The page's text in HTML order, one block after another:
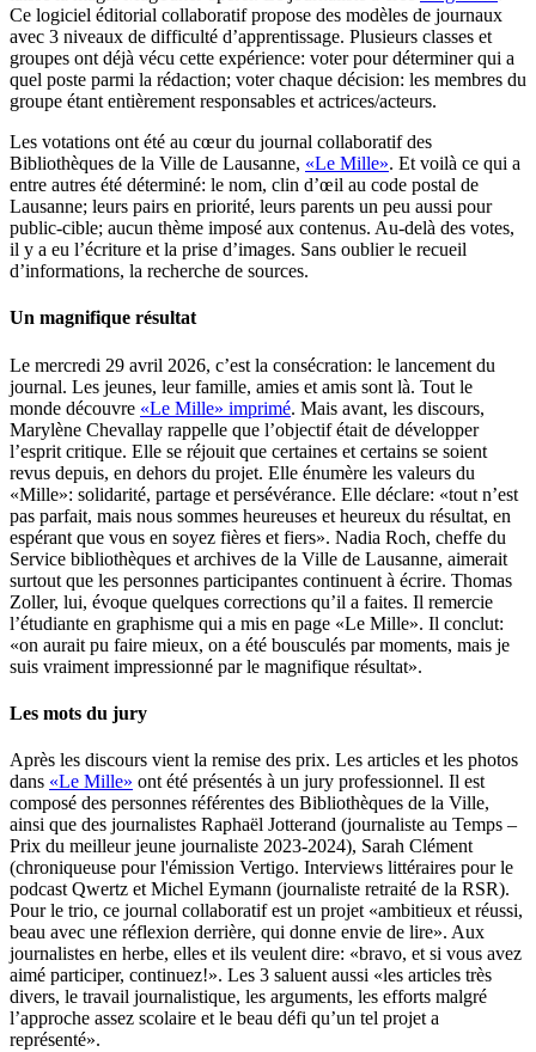
Ce logiciel éditorial collaboratif propose des modèles de journaux
avec 3 niveaux de difficulté d’apprentissage. Plusieurs classes et
groupes ont déjà vécu cette expérience: voter pour déterminer qui a
quel poste parmi la rédaction; voter chaque décision: les membres du
groupe étant entièrement responsables et actrices/acteurs.
Les votations ont été au cœur du journal collaboratif des
Bibliothèques de la Ville de Lausanne, «Le Mille». Et voilà ce qui a
entre autres été déterminé: le nom, clin d’œil au code postal de
Lausanne; leurs pairs en priorité, leurs parents un peu aussi pour
public-cible; aucun thème imposé aux contenus. Au-delà des votes,
il y a eu l’écriture et la prise d’images. Sans oublier le recueil
d’informations, la recherche de sources.
Un magnifique résultat
Le mercredi 29 avril 2026, c’est la consécration: le lancement du
journal. Les jeunes, leur famille, amies et amis sont là. Tout le
monde découvre «Le Mille» imprimé. Mais avant, les discours,
Marylène Chevallay rappelle que l’objectif était de développer
l’esprit critique. Elle se réjouit que certaines et certains se soient
revus depuis, en dehors du projet. Elle énumère les valeurs du
«Mille»: solidarité, partage et persévérance. Elle déclare: «tout n’est
pas parfait, mais nous sommes heureuses et heureux du résultat, en
espérant que vous en soyez fières et fiers». Nadia Roch, cheffe du
Service bibliothèques et archives de la Ville de Lausanne, aimerait
surtout que les personnes participantes continuent à écrire. Thomas
Zoller, lui, évoque quelques corrections qu’il a faites. Il remercie
l’étudiante en graphisme qui a mis en page «Le Mille». Il conclut:
«on aurait pu faire mieux, on a été bousculés par moments, mais je
suis vraiment impressionné par le magnifique résultat».
Les mots du jury
Après les discours vient la remise des prix. Les articles et les photos
dans «Le Mille» ont été présentés à un jury professionnel. Il est
composé des personnes référentes des Bibliothèques de la Ville,
ainsi que des journalistes Raphaël Jotterand (journaliste au Temps –
Prix du meilleur jeune journaliste 2023-2024), Sarah Clément
(chroniqueuse pour l'émission Vertigo. Interviews littéraires pour le
podcast Qwertz et Michel Eymann (journaliste retraité de la RSR).
Pour le trio, ce journal collaboratif est un projet «ambitieux et réussi,
beau avec une réflexion derrière, qui donne envie de lire». Aux
journalistes en herbe, elles et ils veulent dire: «bravo, et si vous avez
aimé participer, continuez!». Les 3 saluent aussi «les articles très
divers, le travail journalistique, les arguments, les efforts malgré
l’approche assez scolaire et le beau défi qu’un tel projet a
représenté».